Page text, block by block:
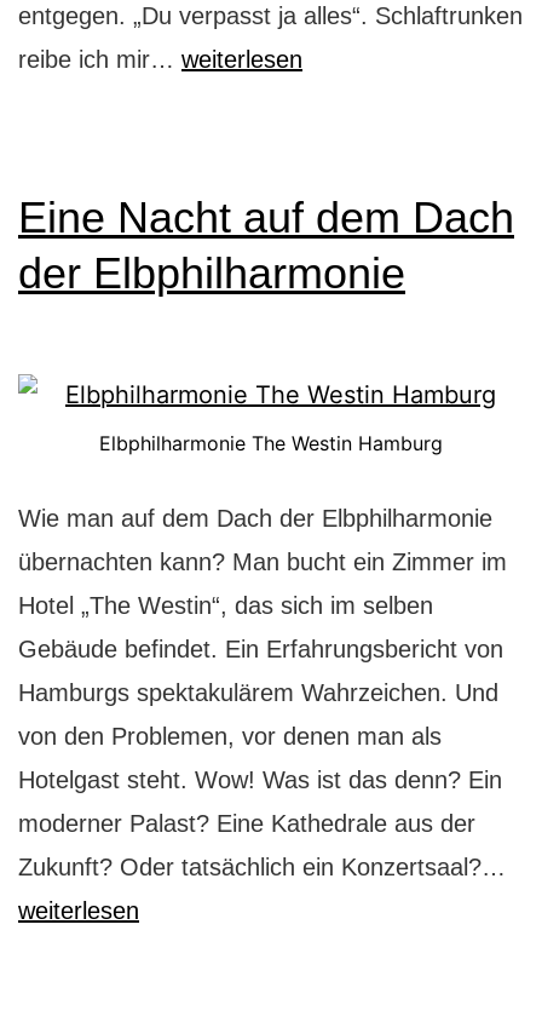
entgegen. „Du verpasst ja alles“. Schlaftrunken
reibe ich mir… In
über
Hamburg
weiterlesen
Eine Nacht auf dem Dach
der Elbphilharmonie
Elbphilharmonie The Westin Hamburg
Wie man auf dem Dach der Elbphilharmonie
übernachten kann? Man bucht ein Zimmer im
Hotel „The Westin“, das sich im selben
Gebäude befindet. Ein Erfahrungsbericht von
Hamburgs spektakulärem Wahrzeichen. Und
von den Problemen, vor denen man als
Hotelgast steht. Wow! Was ist das denn? Ein
moderner Palast? Eine Kathedrale aus der
Zukunft? Oder tatsächlich ein Konzertsaal?…
weiterlesen